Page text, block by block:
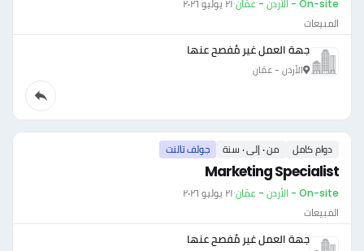
On-site - الأردن - عمّان ·٢١ يوليو ٢٠٢٦
المبيعات
جهة العمل غير مُفصح عنها
الأردن - عمّان
دوام كامل من ٠ إلى ٠ سنة جولف تالنت
Marketing Specialist
On-site - الأردن - عمّان ·٢١ يوليو ٢٠٢٦
المبيعات
جهة العمل غير مُفصح عنها